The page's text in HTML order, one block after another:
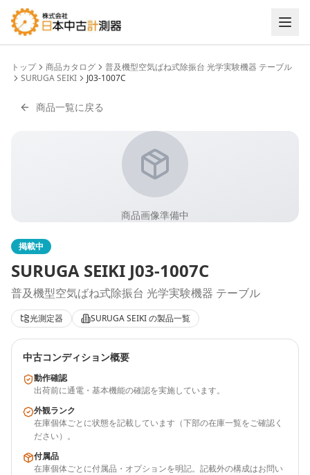
トップ 商品カタログ
普及機型空気ばね式除振台 光学実験機器 テーブル
SURUGA SEIKI
J03-1007C
商品一覧に戻る
商品画像準備中
掲載中
SURUGA SEIKI J03-1007C
普及機型空気ばね式除振台 光学実験機器 テーブル
光測定器 SURUGA SEIKIの製品一覧
中古コンディション概要
動作確認
出荷前に通電・基本機能の確認を実施しています。
外観ランク
在庫個体ごとに状態を記載しています（下部の在庫一覧をご確認く
ださい）。
付属品
在庫個体ごとに付属品・オプションを明記。記載外の構成はお問い